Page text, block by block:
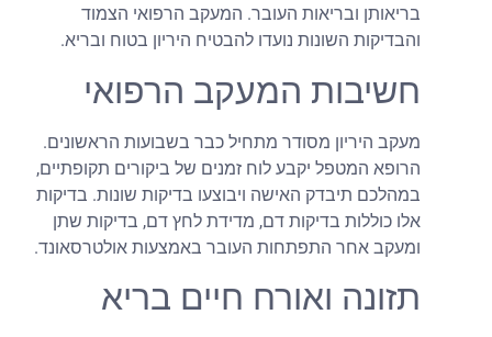
בריאותן ובריאות העובר. המעקב הרפואי הצמוד
והבדיקות השונות נועדו להבטיח היריון בטוח ובריא.
חשיבות המעקב הרפואי
מעקב היריון מסודר מתחיל כבר בשבועות הראשונים.
הרופא המטפל יקבע לוח זמנים של ביקורים תקופתיים,
במהלכם תיבדק האישה ויבוצעו בדיקות שונות. בדיקות
אלו כוללות בדיקות דם, מדידת לחץ דם, בדיקות שתן
ומעקב אחר התפתחות העובר באמצעות אולטרסאונד.
תזונה ואורח חיים בריא